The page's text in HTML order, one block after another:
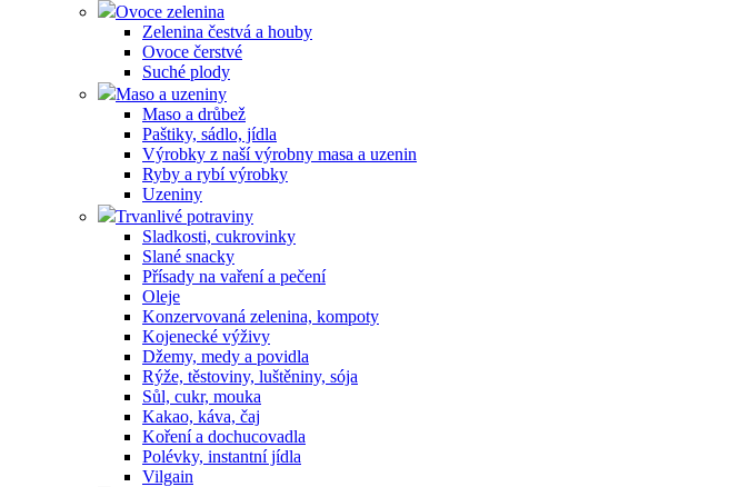
Ovoce zelenina
Zelenina čestvá a houby
Ovoce čerstvé
Suché plody
Maso a uzeniny
Maso a drůbež
Paštiky, sádlo, jídla
Výrobky z naší výrobny masa a uzenin
Ryby a rybí výrobky
Uzeniny
Trvanlivé potraviny
Sladkosti, cukrovinky
Slané snacky
Přísady na vaření a pečení
Oleje
Konzervovaná zelenina, kompoty
Kojenecké výživy
Džemy, medy a povidla
Rýže, těstoviny, luštěniny, sója
Sůl, cukr, mouka
Kakao, káva, čaj
Koření a dochucovadla
Polévky, instantní jídla
Vilgain